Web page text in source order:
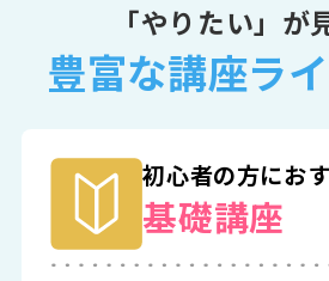
「やりたい」が
豊富な講座ラ
初心者の方にお
基礎講座